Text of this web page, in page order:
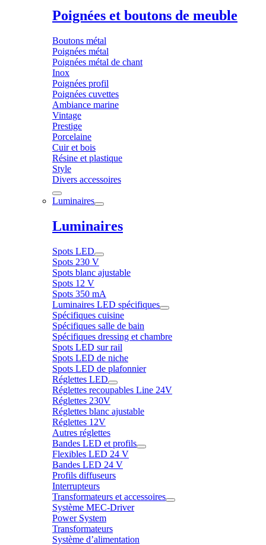
Poignées et boutons de meuble
Boutons métal
Poignées métal
Poignées métal de chant
Inox
Poignées profil
Poignées cuvettes
Ambiance marine
Vintage
Prestige
Porcelaine
Cuir et bois
Résine et plastique
Style
Divers accessoires
Luminaires
Luminaires
Spots LED
Spots 230 V
Spots blanc ajustable
Spots 12 V
Spots 350 mA
Luminaires LED spécifiques
Spécifiques cuisine
Spécifiques salle de bain
Spécifiques dressing et chambre
Spots LED sur rail
Spots LED de niche
Spots LED de plafonnier
Réglettes LED
Réglettes recoupables Line 24V
Réglettes 230V
Réglettes blanc ajustable
Réglettes 12V
Autres réglettes
Bandes LED et profils
Flexibles LED 24 V
Bandes LED 24 V
Profils diffuseurs
Interrupteurs
Transformateurs et accessoires
Système MEC-Driver
Power System
Transformateurs
Système d’alimentation